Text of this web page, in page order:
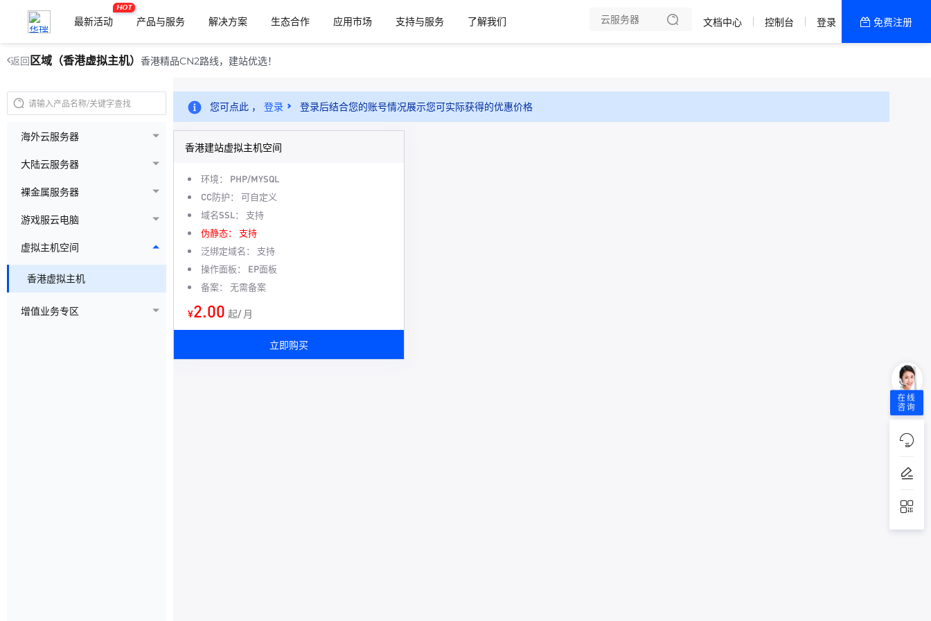
最新活动
HOT
产品与服务 解决方案 生态合作 应用市场 支持与服务
了解我们
文档中心 控制台 登录 免费注册
返回 区域（香港虚拟主机） 香港精品CN2路线，建站优选！
海外云服务器
大陆云服务器
裸金属服务器
游戏服云电脑
虚拟主机空间
香港虚拟主机
增值业务专区
您可点此 ， 登录 登录后结合您的账号情况展示您可实际获得的优惠价格
香港建站虚拟主机空间
环境：
PHP/MYSQL
CC防护：
可自定义
域名SSL：
支持
伪静态：
支持
泛绑定域名：
支持
操作面板：
EP面板
备案：
无需备案
¥2.00 起/ 月
立即购买
在线
咨询